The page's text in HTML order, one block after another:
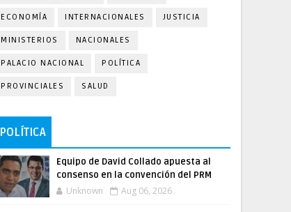
ECONOMÍA INTERNACIONALES JUSTICIA
MINISTERIOS NACIONALES
PALACIO NACIONAL POLÍTICA
PROVINCIALES SALUD
POLÍTICA
Equipo de David Collado apuesta al
consenso en la convención del PRM
Unknown Aug 06, 2026